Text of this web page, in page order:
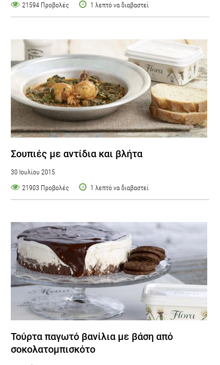
21594 Προβολές
1 λεπτό να διαβαστεί
Σουπιές με αντίδια και βλήτα
30 Ιουλίου 2015
21903 Προβολές
1 λεπτό να διαβαστεί
Τούρτα παγωτό βανίλια με βάση από
σοκολατομπισκότο